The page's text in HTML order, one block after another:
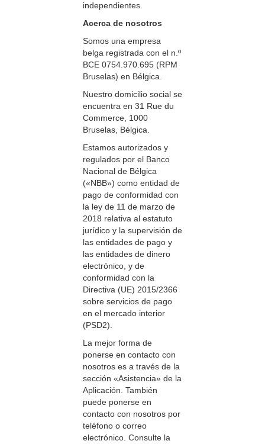
independientes.
Acerca de nosotros
Somos una empresa
belga registrada con el n.º
BCE 0754.970.695 (RPM
Bruselas) en Bélgica.
Nuestro domicilio social se
encuentra en 31 Rue du
Commerce, 1000
Bruselas, Bélgica.
Estamos autorizados y
regulados por el Banco
Nacional de Bélgica
(«NBB») como entidad de
pago de conformidad con
la ley de 11 de marzo de
2018 relativa al estatuto
jurídico y la supervisión de
las entidades de pago y
las entidades de dinero
electrónico, y de
conformidad con la
Directiva (UE) 2015/2366
sobre servicios de pago
en el mercado interior
(PSD2).
La mejor forma de
ponerse en contacto con
nosotros es a través de la
sección «Asistencia» de la
Aplicación. También
puede ponerse en
contacto con nosotros por
teléfono o correo
electrónico. Consulte la